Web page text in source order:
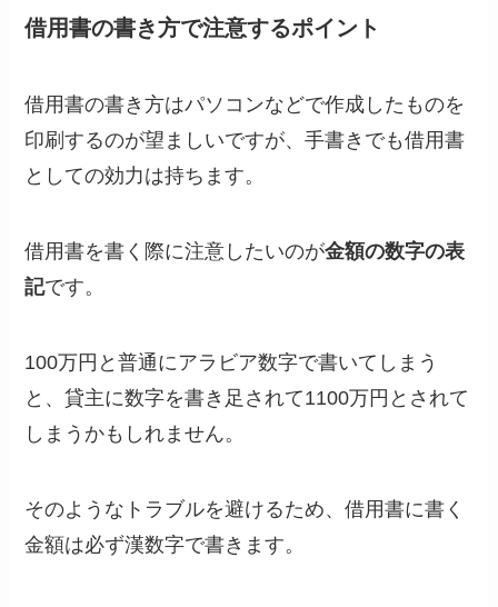
借用書の書き方で注意するポイント
借用書の書き方はパソコンなどで作成したものを
印刷するのが望ましいですが、手書きでも借用書
としての効力は持ちます。
借用書を書く際に注意したいのが金額の数字の表
記です。
100万円と普通にアラビア数字で書いてしまう
と、貸主に数字を書き足されて1100万円とされて
しまうかもしれません。
そのようなトラブルを避けるため、借用書に書く
金額は必ず漢数字で書きます。